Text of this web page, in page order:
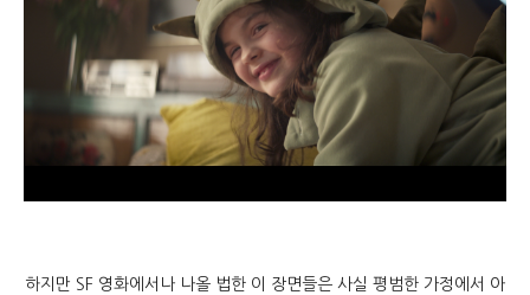
하지만 SF 영화에서나 나올 법한 이 장면들은 사실 평범한 가정에서 아